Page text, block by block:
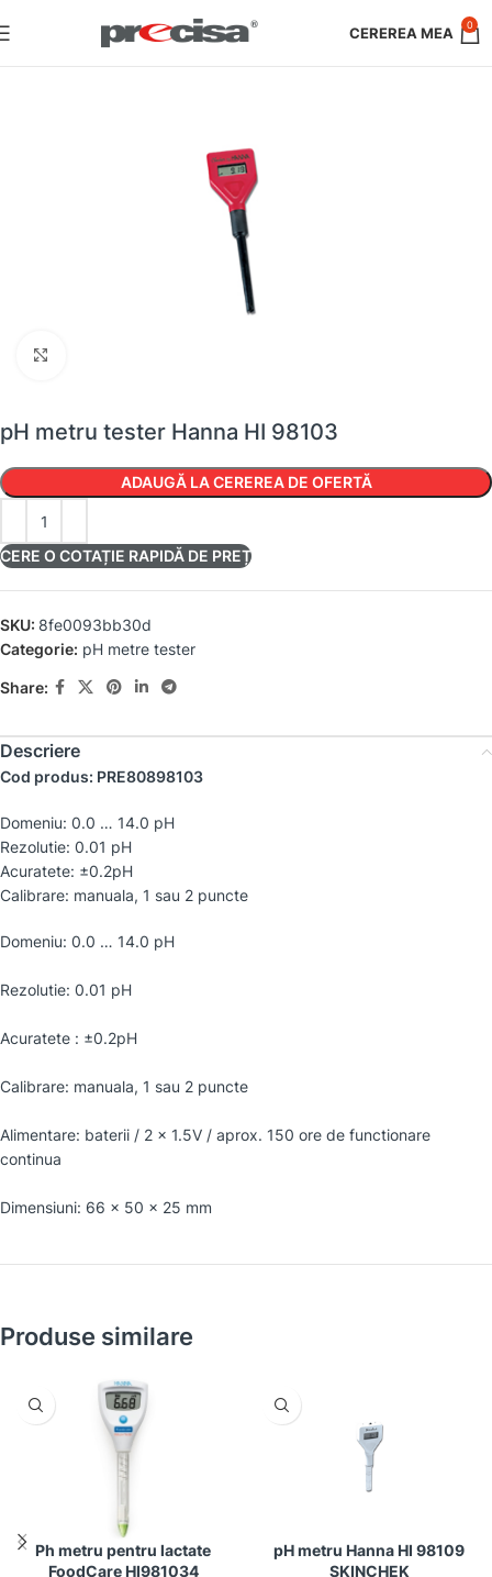
0
pH metru tester Hanna HI 98103
ADAUGĂ LA CEREREA DE OFERTĂ
CERE O COTAȚIE RAPIDĂ DE PREȚ
SKU: 8fe0093bb30d
Categorie: pH metre tester
Share:
Descriere
Cod produs: PRE80898103
Domeniu: 0.0 … 14.0 pH
Rezolutie: 0.01 pH
Acuratete: ±0.2pH
Calibrare: manuala, 1 sau 2 puncte
Domeniu: 0.0 … 14.0 pH
Rezolutie: 0.01 pH
Acuratete : ±0.2pH
Calibrare: manuala, 1 sau 2 puncte
Alimentare: baterii / 2 x 1.5V / aprox. 150 ore de functionare
continua
Dimensiuni: 66 x 50 x 25 mm
Produse similare
Ph metru pentru lactate
FoodCare HI981034
pH metru Hanna HI 98109
SKINCHEK